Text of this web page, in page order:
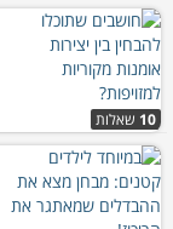
10 שאלות